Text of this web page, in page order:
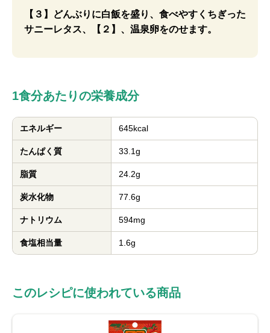
【３】どんぶりに白飯を盛り、食べやすくちぎった
サニーレタス、【２】、温泉卵をのせます。
1食分あたりの栄養成分
エネルギー 645kcal
たんぱく質 33.1g
脂質 24.2g
炭水化物 77.6g
ナトリウム 594mg
食塩相当量 1.6g
このレシピに使われている商品